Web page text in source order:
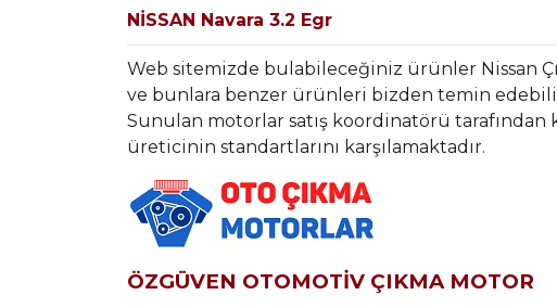
NİSSAN Navara 3.2 Egr
Web sitemizde bulabileceğiniz ürünler Nissan
ve bunlara benzer ürünleri bizden temin
Sunulan motorlar satış koordinatörü
üreticinin standartlarını karşılamaktadır.
ÖZGÜVEN OTOMOTİV ÇIKMA MOTOR